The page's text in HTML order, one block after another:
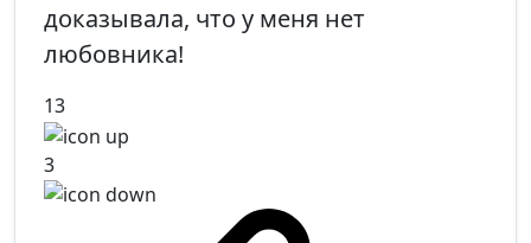
доказывала, что у меня нет
любовника!
13
3